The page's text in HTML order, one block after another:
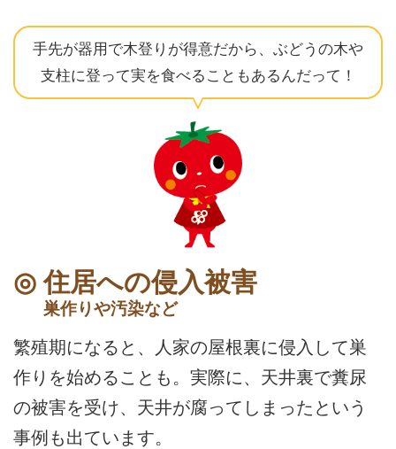
手先が器用で木登りが得意だから、ぶどうの木や
支柱に登って実を食べることもあるんだって！
住居への侵入被害
巣作りや汚染など
繁殖期になると、人家の屋根裏に侵入して巣
作りを始めることも。実際に、天井裏で糞尿
の被害を受け、天井が腐ってしまったという
事例も出ています。